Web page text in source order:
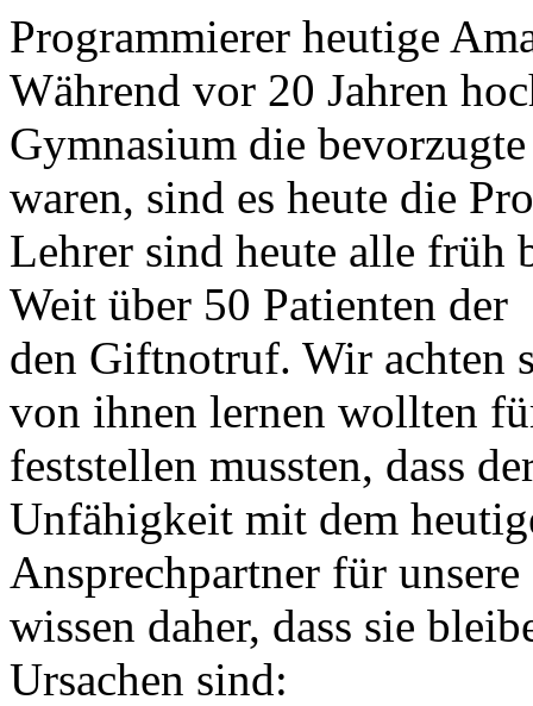
Programmierer heutige
Während vor 20 Jahren
Gymnasium die
waren, sind es heute die
Lehrer sind heute alle früh
Weit über 50 Patienten der
den Giftnotruf. Wir achten
von ihnen lernen wollten
feststellen mussten, dass
Unfähigkeit mit dem
Ansprechpartner für
wissen daher, dass sie
Ursachen sind: